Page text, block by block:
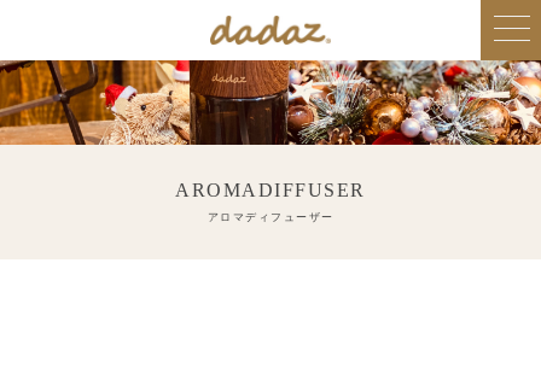
AROMADIFFUSER
アロマディフューザー